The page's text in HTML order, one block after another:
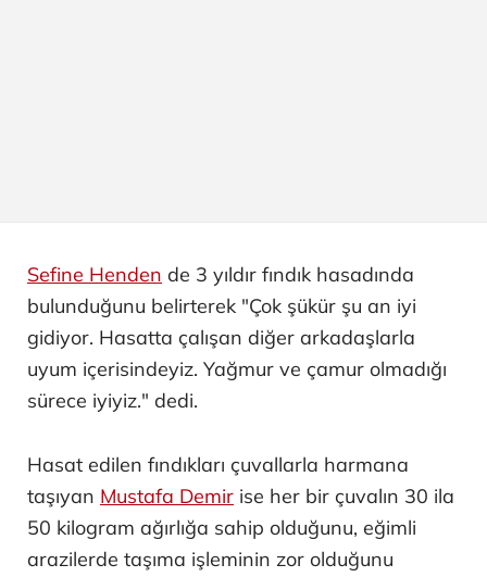
Sefine Henden de 3 yıldır fındık hasadında
bulunduğunu belirterek "Çok şükür şu an iyi
gidiyor. Hasatta çalışan diğer arkadaşlarla
uyum içerisindeyiz. Yağmur ve çamur olmadığı
sürece iyiyiz." dedi.
Hasat edilen fındıkları çuvallarla harmana
taşıyan Mustafa Demir ise her bir çuvalın 30 ila
50 kilogram ağırlığa sahip olduğunu, eğimli
arazilerde taşıma işleminin zor olduğunu